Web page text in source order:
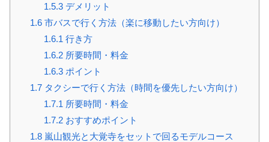
1.5.3デメリット
1.6市バスで行く方法（楽に移動したい方向け）
1.6.1 行き方
1.6.2所要時間・料金
1.6.3ポイント
1.7タクシーで行く方法（時間を優先したい方向け）
1.7.1 所要時間・料金
1.7.2おすすめポイント
1.8嵐山観光と大覚寺をセットで回るモデルコース